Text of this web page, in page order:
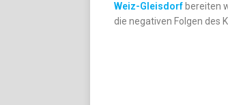
Weiz-Gleisdorf bereiten
die negativen Folgen des